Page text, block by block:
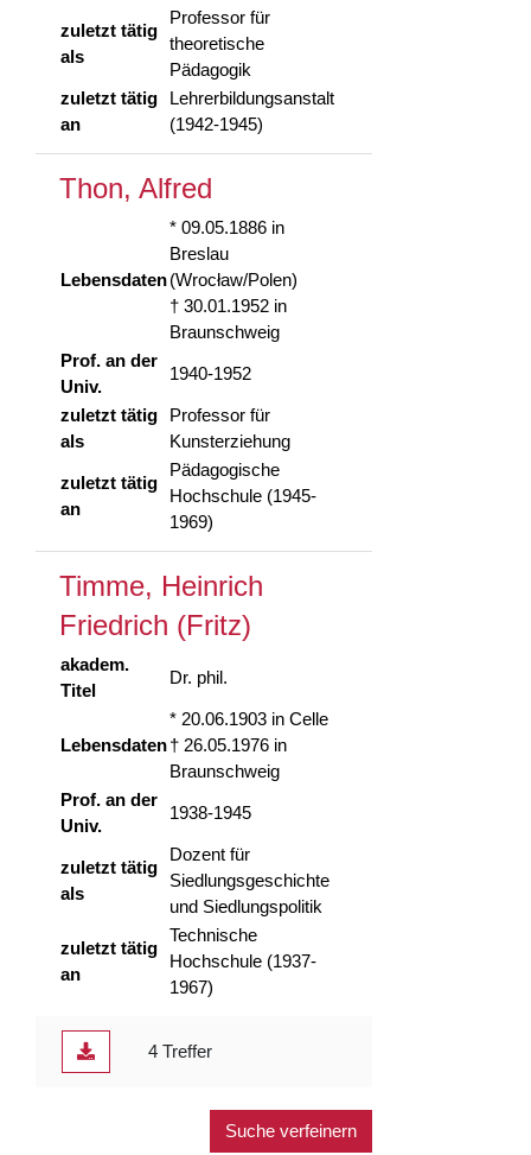
zuletzt tätig
als
Professor für
theoretische
Pädagogik
zuletzt tätig
an
Lehrerbildungsanstalt
(1942-1945)
Thon, Alfred
Lebensdaten
* 09.05.1886 in
Breslau
(Wrocław/Polen)
† 30.01.1952 in
Braunschweig
Prof. an der
Univ.
1940-1952
zuletzt tätig
als
Professor für
Kunsterziehung
zuletzt tätig
an
Pädagogische
Hochschule (1945-
1969)
Timme, Heinrich
Friedrich (Fritz)
akadem.
Titel
Dr. phil.
Lebensdaten
* 20.06.1903 in Celle
† 26.05.1976 in
Braunschweig
Prof. an der
Univ.
1938-1945
zuletzt tätig
als
Dozent für
Siedlungsgeschichte
und Siedlungspolitik
zuletzt tätig
an
Technische
Hochschule (1937-
1967)
4 Treffer
Suche verfeinern